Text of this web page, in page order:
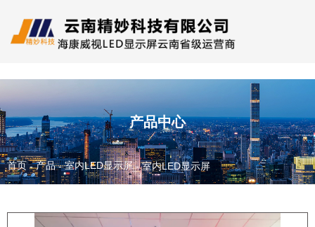
产品中心
首页-产品 -室内LED显示屏 -室内LED显示屏